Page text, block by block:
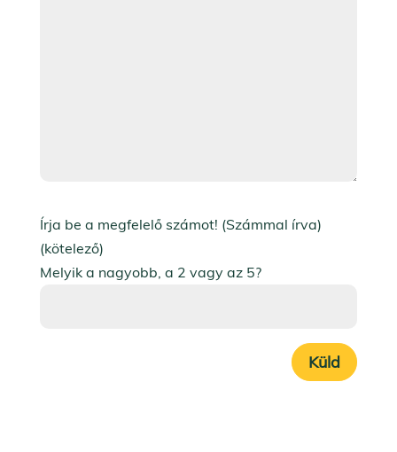
Írja be a megfelelő számot! (Számmal írva)
(kötelező)
Melyik a nagyobb, a 2 vagy az 5?
Küld